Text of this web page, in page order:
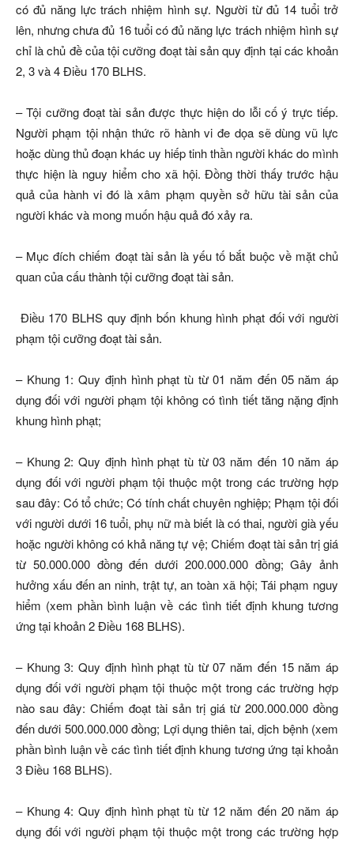
có đủ năng lực trách nhiệm hình sự. Người từ đủ 14 tuổi trở
lên, nhưng chưa đủ 16 tuổi có đủ năng lực trách nhiệm hình sự
chỉ là chủ đề của tội cưỡng đoạt tài sản quy định tại các khoản
2, 3 và 4 Điều 170 BLHS.
– Tội cưỡng đoạt tài sản được thực hiện do lỗi cố ý trực tiếp.
Người phạm tội nhận thức rõ hành vi đe dọa sẽ dùng vũ lực
hoặc dùng thủ đoạn khác uy hiếp tinh thần người khác do mình
thực hiện là nguy hiểm cho xã hội. Đồng thời thấy trước hậu
quả của hành vi đó là xâm phạm quyền sở hữu tài sản của
người khác và mong muốn hậu quả đó xảy ra.
– Mục đích chiếm đoạt tài sản là yếu tố bắt buộc về mặt chủ
quan của cấu thành tội cưỡng đoạt tài sản.
Điều 170 BLHS quy định bốn khung hình phạt đối với người
phạm tội cưỡng đoạt tài sản.
– Khung 1: Quy định hình phạt tù từ 01 năm đến 05 năm áp
dụng đối với người phạm tội không có tình tiết tăng nặng định
khung hình phạt;
– Khung 2: Quy định hình phạt tù từ 03 năm đến 10 năm áp
dụng đối với người phạm tội thuộc một trong các trường hợp
sau đây: Có tổ chức; Có tính chất chuyên nghiệp; Phạm tội đối
với người dưới 16 tuổi, phụ nữ mà biết là có thai, người già yếu
hoặc người không có khả năng tự vệ; Chiếm đoạt tài sản trị giá
từ 50.000.000 đồng đến dưới 200.000.000 đồng; Gây ảnh
hưởng xấu đến an ninh, trật tự, an toàn xã hội; Tái phạm nguy
hiểm (xem phần bình luận về các tình tiết định khung tương
ứng tại khoản 2 Điều 168 BLHS).
– Khung 3: Quy định hình phạt tù từ 07 năm đến 15 năm áp
dụng đối với người phạm tội thuộc một trong các trường hợp
nào sau đây: Chiếm đoạt tài sản trị giá từ 200.000.000 đồng
đến dưới 500.000.000 đồng; Lợi dụng thiên tai, dịch bệnh (xem
phần bình luận về các tình tiết định khung tương ứng tại khoản
3 Điều 168 BLHS).
– Khung 4: Quy định hình phạt tù từ 12 năm đến 20 năm áp
dụng đối với người phạm tội thuộc một trong các trường hợp